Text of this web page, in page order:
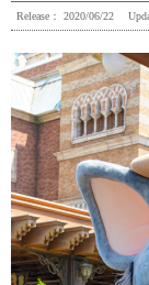
Release： 2020/06/22